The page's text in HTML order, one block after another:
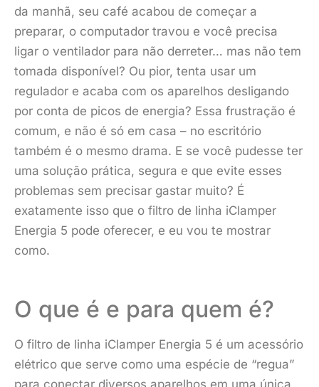
da manhã, seu café acabou de começar a
preparar, o computador travou e você precisa
ligar o ventilador para não derreter… mas não tem
tomada disponível? Ou pior, tenta usar um
regulador e acaba com os aparelhos desligando
por conta de picos de energia? Essa frustração é
comum, e não é só em casa – no escritório
também é o mesmo drama. E se você pudesse ter
uma solução prática, segura e que evite esses
problemas sem precisar gastar muito? É
exatamente isso que o filtro de linha iClamper
Energia 5 pode oferecer, e eu vou te mostrar
como.
O que é e para quem é?
O filtro de linha iClamper Energia 5 é um acessório
elétrico que serve como uma espécie de “regua”